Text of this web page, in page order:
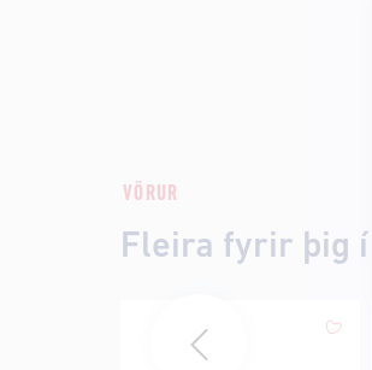
VÖRUR
Fleira fyrir þig